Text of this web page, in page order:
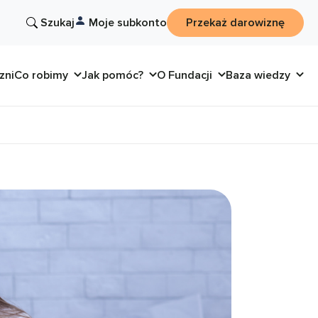
Szukaj Moje subkonto Przekaż darowiznę
Co robimy Jak pomóc? O Fundacji Baza wiedzy